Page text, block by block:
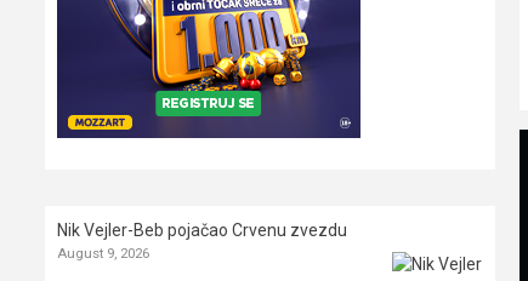
Nik Vejler-Beb pojačao Crvenu zvezdu
August 9, 2026